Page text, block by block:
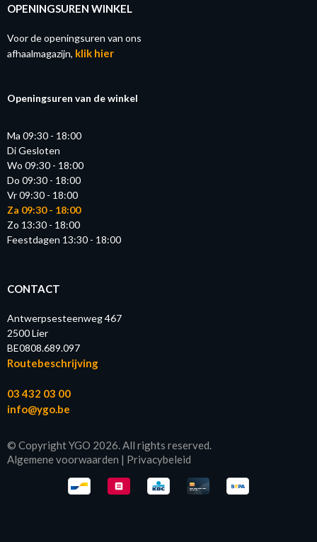
OPENINGSUREN WINKEL
Voor de openingsuren van ons
afhaalmagazijn, klik hier
Openingsuren van de winkel
Ma 09:30 - 18:00
Di Gesloten
Wo 09:30 - 18:00
Do 09:30 - 18:00
Vr 09:30 - 18:00
Za 09:30 - 18:00
Zo 13:30 - 18:00
Feestdagen 13:30 - 18:00
CONTACT
Antwerpsesteenweg 467
2500 Lier
BE0808.689.097
Routebeschrijving
03 432 03 00
info@ygo.be
© Copyright YGO 2026. All rights reserved.
Algemene voorwaarden | Privacybeleid